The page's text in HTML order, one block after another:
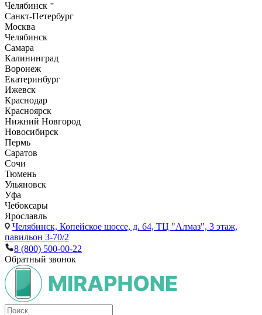
Челябинск
Санкт-Петербург
Москва
Челябинск
Самара
Калининград
Воронеж
Екатеринбург
Ижевск
Краснодар
Красноярск
Нижний Новгород
Новосибирск
Пермь
Саратов
Сочи
Тюмень
Ульяновск
Уфа
Чебоксары
Ярославль
Челябинск, Копейское шоссе, д. 64, ТЦ "Алмаз", 3 этаж,
павильон 3-70/2
8 (800) 500-00-22
Обратный звонок